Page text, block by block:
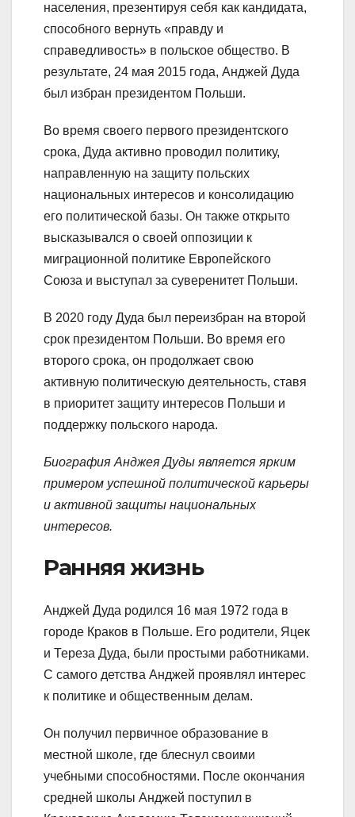
населения, презентируя себя как кандидата,
способного вернуть «правду и
справедливость» в польское общество. В
результате, 24 мая 2015 года, Анджей Дуда
был избран президентом Польши.
Во время своего первого президентского
срока, Дуда активно проводил политику,
направленную на защиту польских
национальных интересов и консолидацию
его политической базы. Он также открыто
высказывался о своей оппозиции к
миграционной политике Европейского
Союза и выступал за суверенитет Польши.
В 2020 году Дуда был переизбран на второй
срок президентом Польши. Во время его
второго срока, он продолжает свою
активную политическую деятельность, ставя
в приоритет защиту интересов Польши и
поддержку польского народа.
Биография Анджея Дуды является ярким
примером успешной политической карьеры
и активной защиты национальных
интересов.
Ранняя жизнь
Анджей Дуда родился 16 мая 1972 года в
городе Краков в Польше. Его родители, Яцек
и Тереза Дуда, были простыми работниками.
С самого детства Анджей проявлял интерес
к политике и общественным делам.
Он получил первичное образование в
местной школе, где блеснул своими
учебными способностями. После окончания
средней школы Анджей поступил в